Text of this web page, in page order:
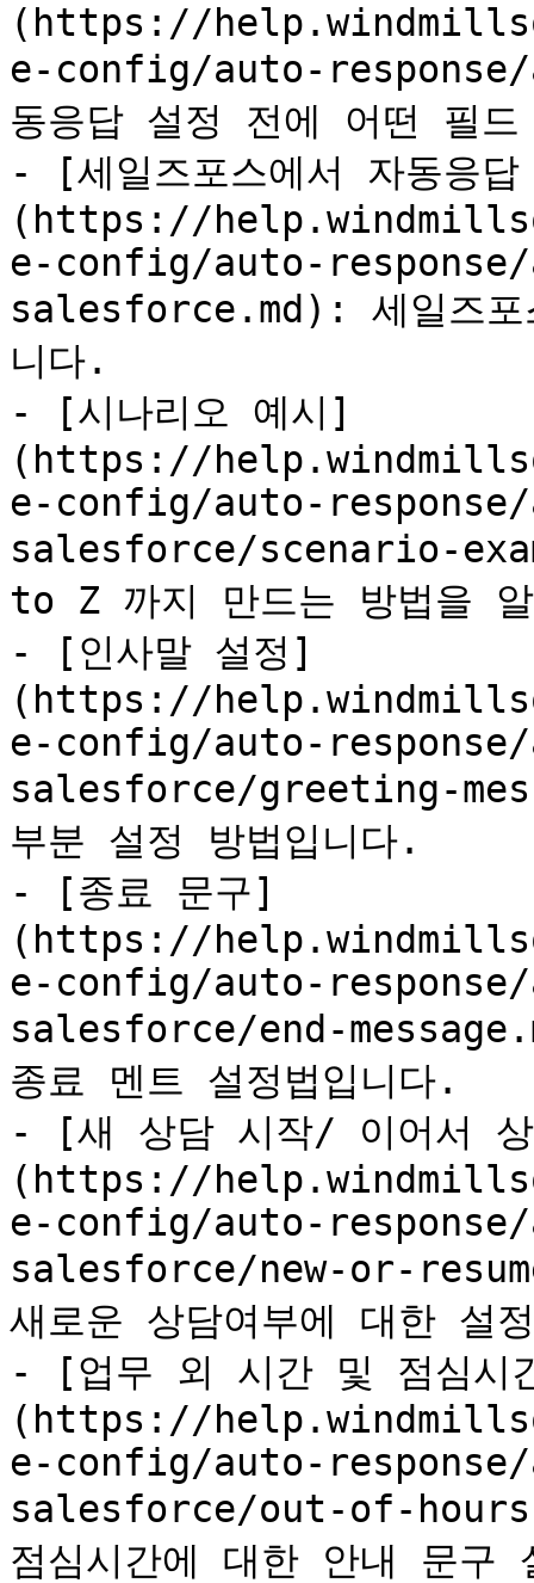
(https://
e-config/auto-
동응답 설정 전에 어떤 필
- [세일즈포스에서 자동응
(https://
e-config/auto-
salesforce.md): 세일즈포
니다.
- [시나리오 예시]
(https://
e-config/auto-
salesforce/scenario-
to Z 까지 만드는 방법을 알
- [인사말 설정]
(https://
e-config/auto-
salesforce/greeting-
부분 설정 방법입니다.
- [종료 문구]
(https://
e-config/auto-
salesforce/end-
종료 멘트 설정법입니다.
- [새 상담 시작/ 이어서
(https://
e-config/auto-
salesforce/new-or-
새로운 상담여부에 대한 설
- [업무 외 시간 및 점심시
(https://
e-config/auto-
salesforce/out-of-hours-
점심시간에 대한 안내 문구